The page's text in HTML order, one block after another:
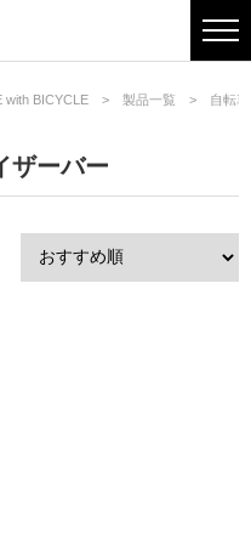
with BICYCLE 製品一覧 自転
ザーバー